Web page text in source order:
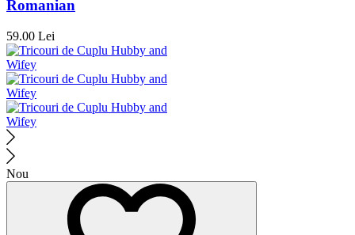
Romanian
59.00 Lei
Nou